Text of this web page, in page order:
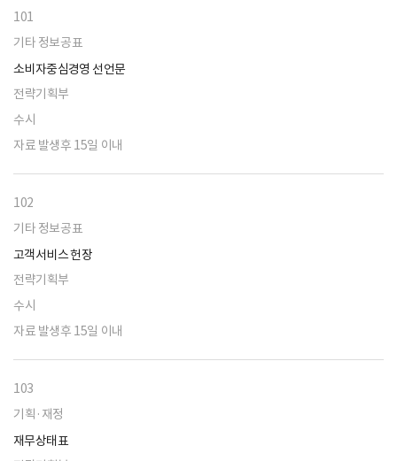
101
기타 정보공표
소비자중심경영 선언문
전략기획부
수시
자료 발생후 15일 이내
102
기타 정보공표
고객서비스 헌장
전략기획부
수시
자료 발생후 15일 이내
103
기획·재정
재무상태표